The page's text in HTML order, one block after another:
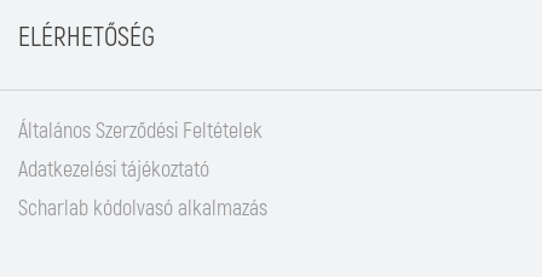
ELÉRHETŐSÉG
Általános Szerződési Feltételek
Adatkezelési tájékoztató
Scharlab kódolvasó alkalmazás